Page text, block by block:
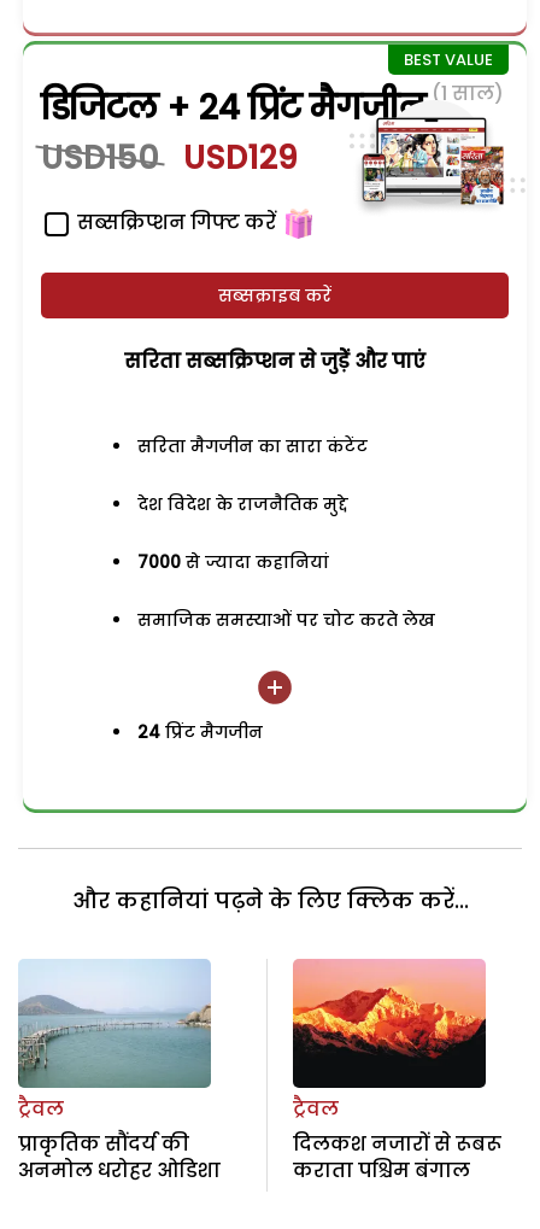
डिजिटल + 24 प्रिंट मैगजीन (1 साल)
USD150 USD129
सब्सक्रिप्शन गिफ्ट करें
सब्सक्राइब करें
सरिता सब्सक्रिप्शन से जुड़ेें और पाएं
सरिता मैगजीन का सारा कंटेंट
देश विदेश के राजनैतिक मुद्दे
7000 से ज्यादा कहानियां
समाजिक समस्याओं पर चोट करते लेख
24 प्रिंट मैगजीन
और कहानियां पढ़ने के लिए क्लिक करें...
ट्रैवल
प्राकृतिक सौंदर्य की
अनमोल धरोहर ओडिशा
ट्रैवल
दिलकश नजारों से रूबरू
कराता पश्चिम बंगाल